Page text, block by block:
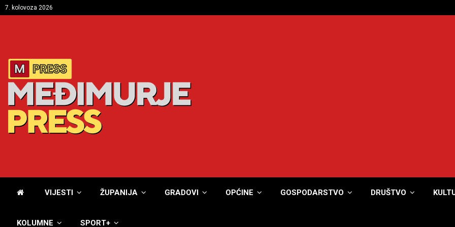
7. kolovoza 2026
VIJESTI ŽUPANIJA GRADOVI OPĆINE GOSPODARSTVO DRUŠTVO
KOLUMNE SPORT+